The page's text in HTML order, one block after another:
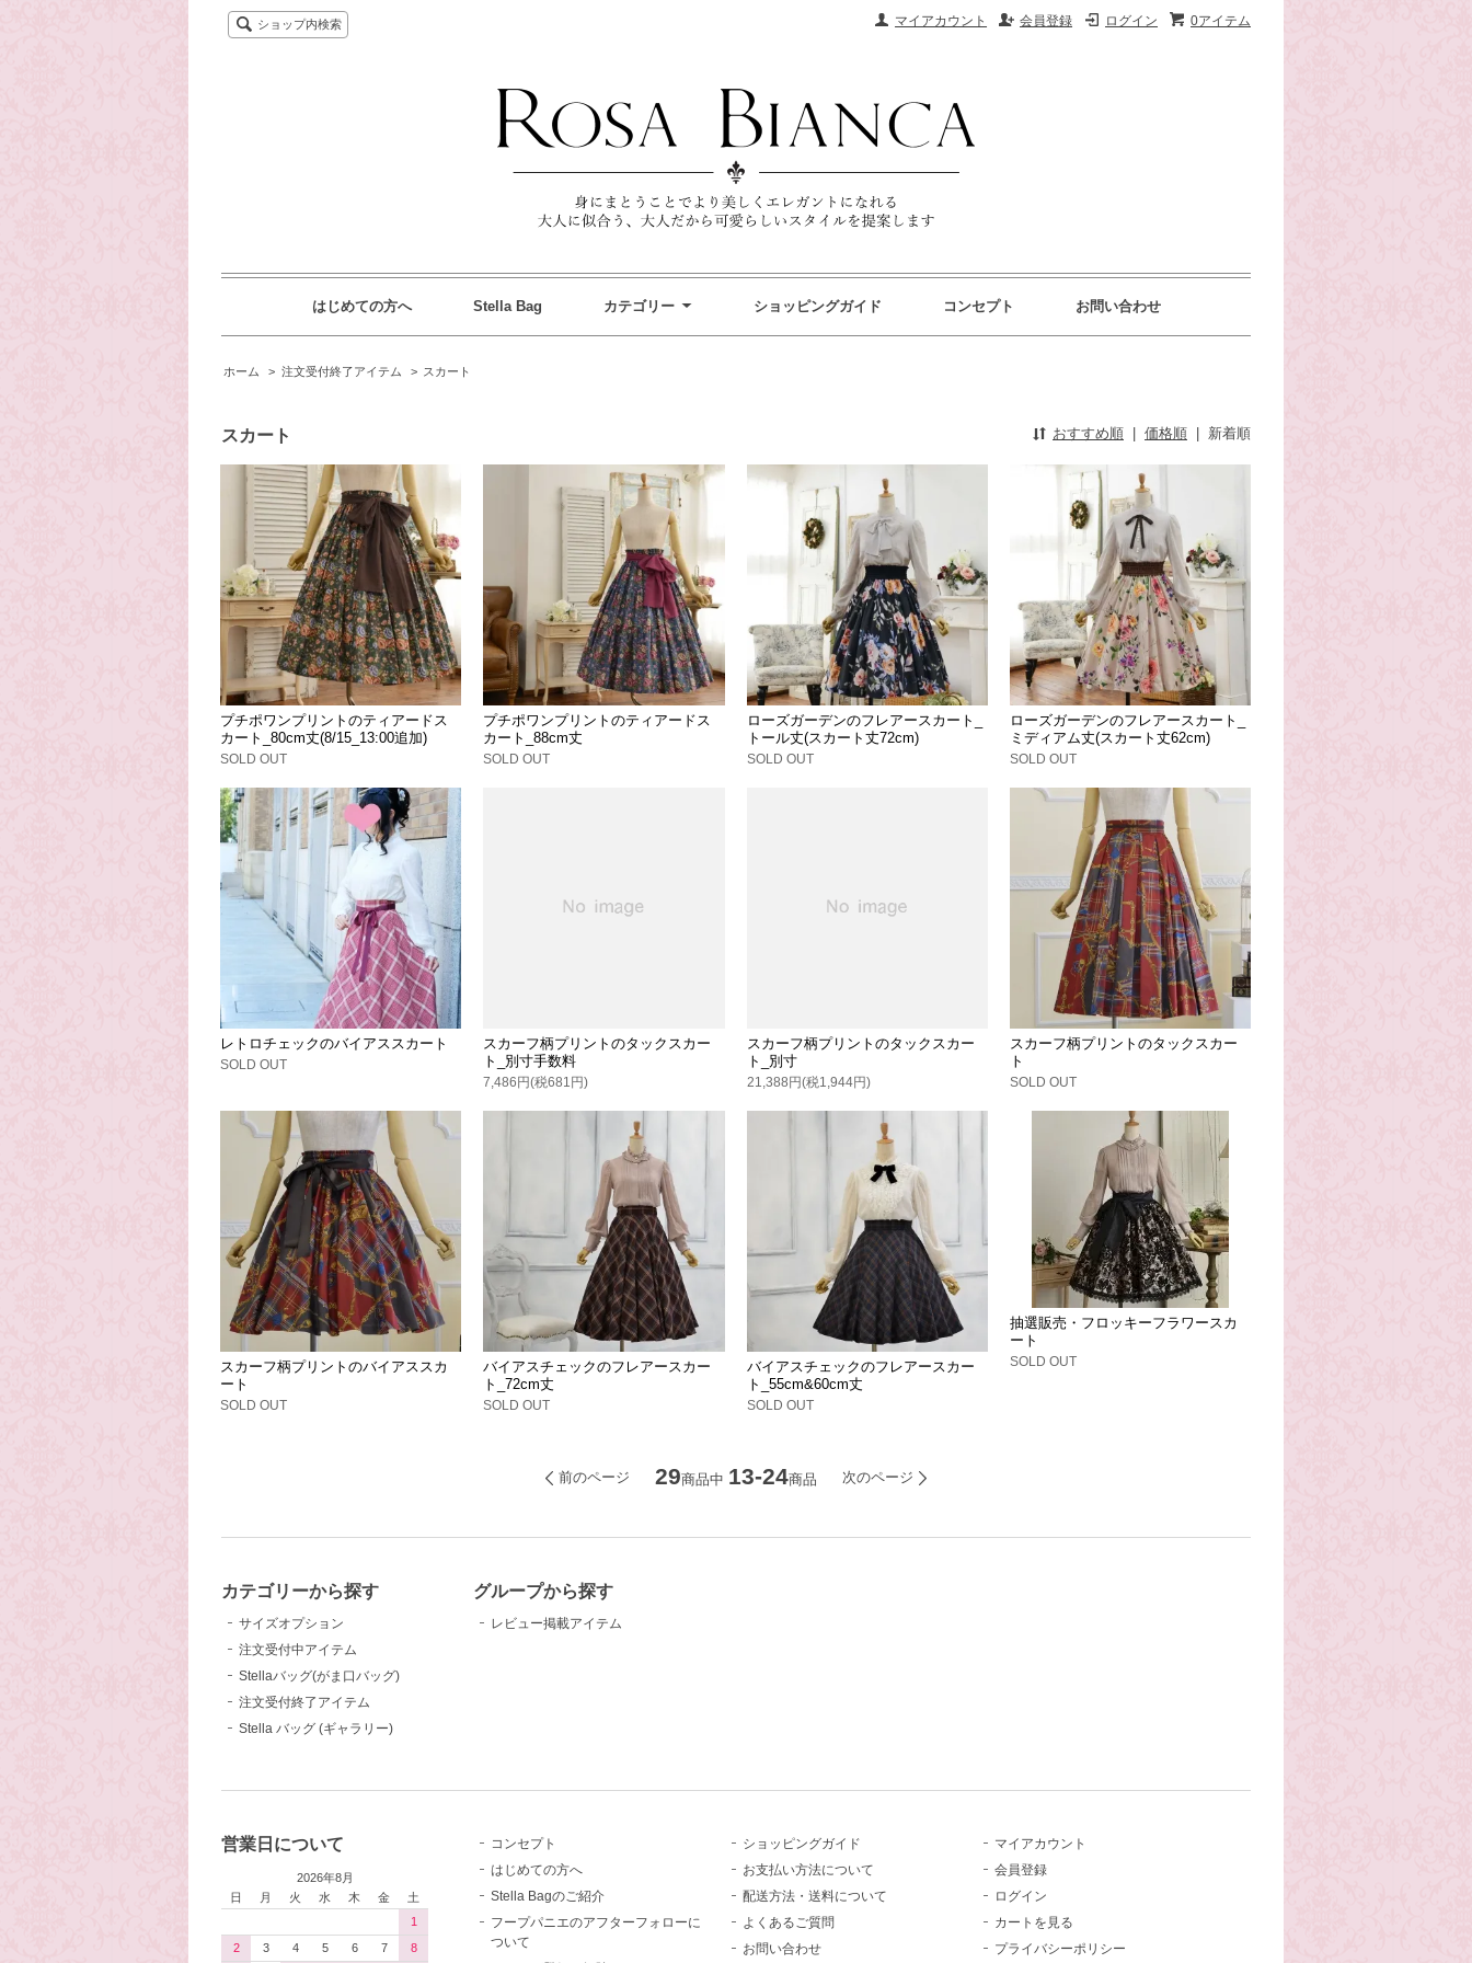
0アイテム
ログイン
会員登録
マイアカウント
ショップ内検索
はじめての方へ Stella Bag カテゴリー ショッピングガイド コンセプト お問い合わせ
ホーム > 注文受付終了アイテム > スカート
スカート おすすめ順 | 価格順 | 新着順
プチポワンプリントのティアードス
カート_80cm丈(8/15_13:00追加)
SOLD OUT
プチポワンプリントのティアードス
カート_88cm丈
SOLD OUT
ローズガーデンのフレアースカート_
トール丈(スカート丈72cm)
SOLD OUT
ローズガーデンのフレアースカート_
ミディアム丈(スカート丈62cm)
SOLD OUT
レトロチェックのバイアススカート
SOLD OUT
スカーフ柄プリントのタックスカー
ト_別寸手数料
7,486円(税681円)
スカーフ柄プリントのタックスカー
ト_別寸
21,388円(税1,944円)
スカーフ柄プリントのタックスカー
ト
SOLD OUT
スカーフ柄プリントのバイアススカ
ート
SOLD OUT
バイアスチェックのフレアースカー
ト_72cm丈
SOLD OUT
バイアスチェックのフレアースカー
ト_55cm&60cm丈
SOLD OUT
抽選販売・フロッキーフラワースカ
ート
SOLD OUT
前のページ 29商品中 13-24商品 次のページ
カテゴリーから探す
サイズオプション
注文受付中アイテム
Stellaバッグ(がま口バッグ)
注文受付終了アイテム
Stella バッグ (ギャラリー)
グループから探す
レビュー掲載アイテム
営業日について
2026年8月
日
月 火 水 木 金
土
1
2
3 4 5 6 7 8
コンセプト
はじめての方へ
Stella Bagのご紹介
フープパニエのアフターフォローに
ついて
ショッピングガイド
お支払い方法について
配送方法・送料について
よくあるご質問
お問い合わせ
マイアカウント
会員登録
ログイン
カートを見る
プライバシーポリシー